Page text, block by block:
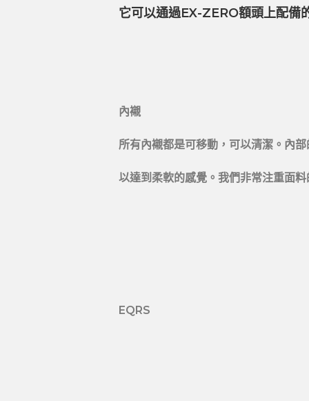
它可以通過EX-ZERO額頭上配備
內襯
所有內襯都是可移動，可以清潔。內
以達到柔軟的感覺。我們非常注重面
EQRS